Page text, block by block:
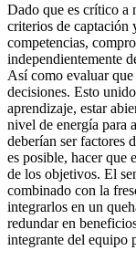
Dado que es crítico a
criterios de captación
competencias,
independientemente
Así como evaluar
decisiones. Esto
aprendizaje, estar
nivel de energía para
deberían ser factores
es posible, hacer que
de los objetivos. El
combinado con la
integrarlos en un
redundar en
integrante del equipo